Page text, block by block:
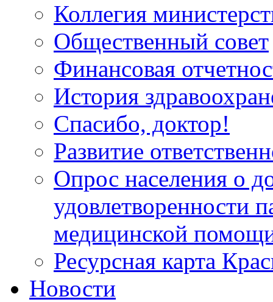
Коллегия
Общественный совет
Финансовая
История
Спасибо, доктор!
Развитие
Опрос населения о
удовлетворенности
медицинской
Ресурсная карта
Новости